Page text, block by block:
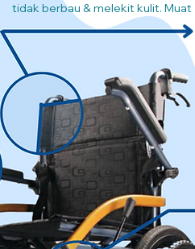
tidak berbau & melekit kulit. Muat